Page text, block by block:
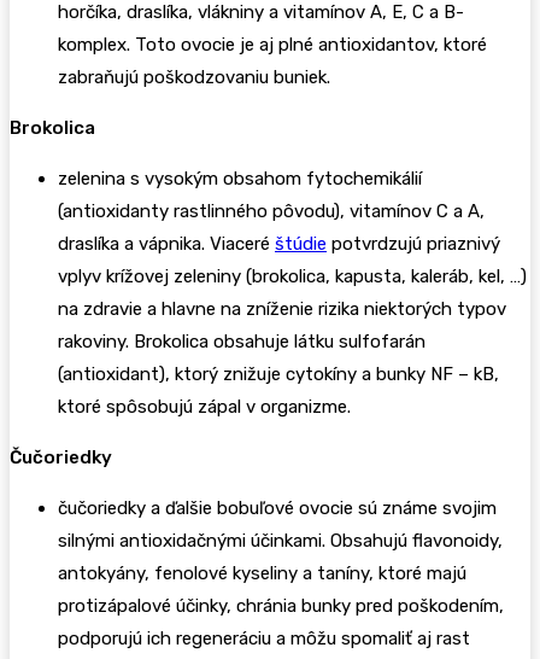
horčíka, draslíka, vlákniny a vitamínov A, E, C a B-
komplex. Toto ovocie je aj plné antioxidantov, ktoré
zabraňujú poškodzovaniu buniek.
Brokolica
zelenina s vysokým obsahom fytochemikálií
(antioxidanty rastlinného pôvodu), vitamínov C a A,
draslíka a vápnika. Viaceré štúdie potvrdzujú priaznivý
vplyv krížovej zeleniny (brokolica, kapusta, kaleráb, kel, …)
na zdravie a hlavne na zníženie rizika niektorých typov
rakoviny. Brokolica obsahuje látku sulfofarán
(antioxidant), ktorý znižuje cytokíny a bunky NF – kB,
ktoré spôsobujú zápal v organizme.
Čučoriedky
čučoriedky a ďalšie bobuľové ovocie sú známe svojim
silnými antioxidačnými účinkami. Obsahujú flavonoidy,
antokyány, fenolové kyseliny a taníny, ktoré majú
protizápalové účinky, chránia bunky pred poškodením,
podporujú ich regeneráciu a môžu spomaliť aj rast